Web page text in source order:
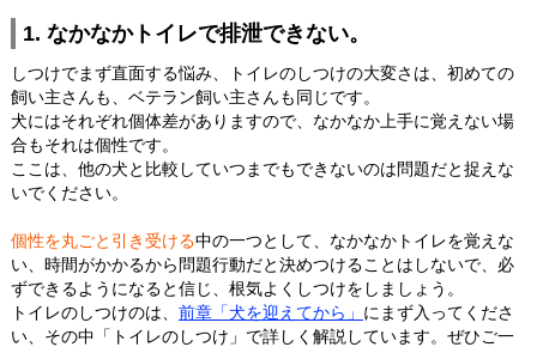
1. なかなかトイレで排泄できない。
しつけでまず直面する悩み、トイレのしつけの大変さは、初めての
飼い主さんも、ベテラン飼い主さんも同じです。
犬にはそれぞれ個体差がありますので、なかなか上手に覚えない場
合もそれは個性です。
ここは、他の犬と比較していつまでもできないのは問題だと捉えな
いでください。
個性を丸ごと引き受ける中の一つとして、なかなかトイレを覚えな
い、時間がかかるから問題行動だと決めつけることはしないで、必
ずできるようになると信じ、根気よくしつけをしましょう。
トイレのしつけのは、 前章「犬を迎えてから」 にまず入ってくださ
い、その中「トイレのしつけ」で詳しく解説しています。ぜひご一